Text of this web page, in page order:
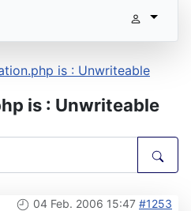
is : Unwriteable
is : Unwriteable
04 Feb. 2006 15:47 #1253